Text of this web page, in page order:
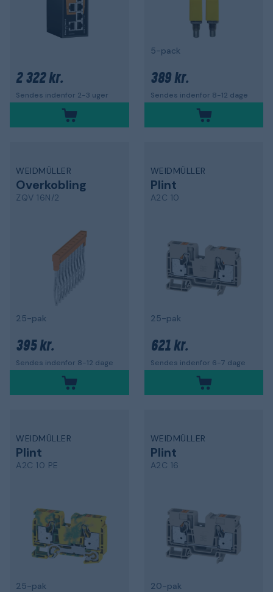
2 322 kr.
Sendes indenfor 2-3 uger
5-pack
389 kr.
Sendes indenfor 8-12 dage
WEIDMÜLLER
Overkobling
ZQV 16N/2
25-pak
395 kr.
Sendes indenfor 8-12 dage
WEIDMÜLLER
Plint
A2C 10
25-pak
621 kr.
Sendes indenfor 6-7 dage
WEIDMÜLLER
Plint
A2C 10 PE
25-pak
WEIDMÜLLER
Plint
A2C 16
20-pak